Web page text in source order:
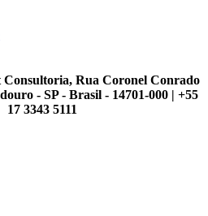
Consultoria, Rua Coronel Conrado
- SP - Brasil - 14701-000 | +55
17 3343 5111